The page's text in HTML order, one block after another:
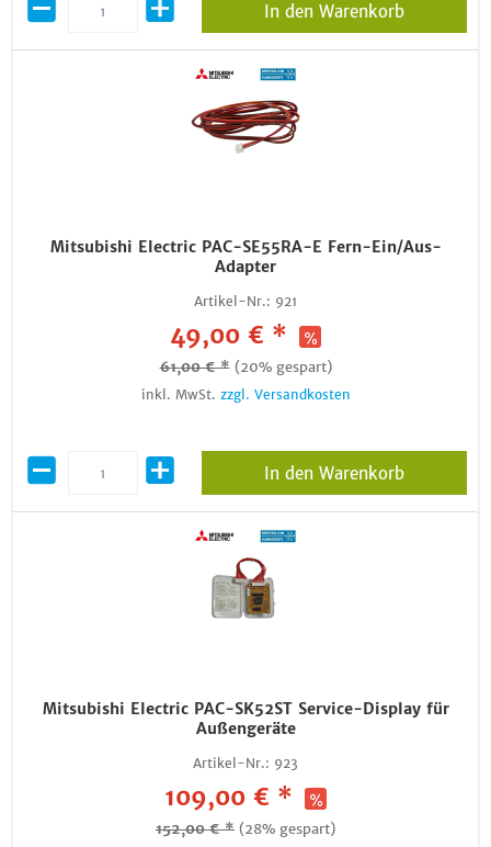
In den Warenkorb
Mitsubishi Electric PAC-SE55RA-E Fern-Ein/Aus-
Adapter
Artikel-Nr.: 921
49,00 € *
61,00 € * (20% gespart)
inkl. MwSt. zzgl. Versandkosten
In den Warenkorb
Mitsubishi Electric PAC-SK52ST Service-Display für
Außengeräte
Artikel-Nr.: 923
109,00 € *
152,00 € * (28% gespart)